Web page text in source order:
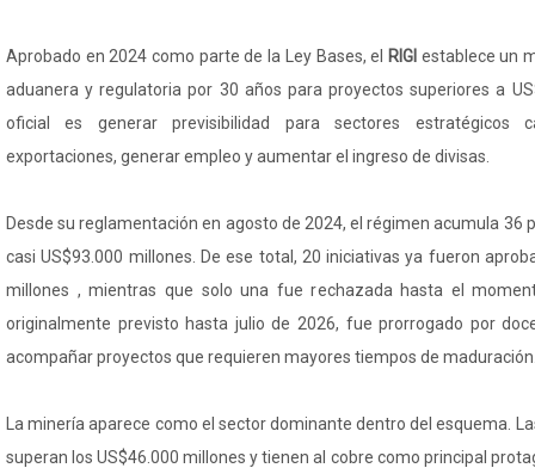
Aprobado en 2024 como parte de la Ley Bases, el RIGI establece un
aduanera y regulatoria por 30 años para proyectos superiores a
oficial es generar previsibilidad para sectores estratégicos
exportaciones, generar empleo y aumentar el ingreso de divisas.
Desde su reglamentación en agosto de 2024, el régimen acumula 36
casi US$93.000 millones. De ese total, 20 iniciativas ya fueron
millones , mientras que solo una fue rechazada hasta el
originalmente previsto hasta julio de 2026, fue prorrogado por
acompañar proyectos que requieren mayores tiempos de
La minería aparece como el sector dominante dentro del esquema.
superan los US$46.000 millones y tienen al cobre como principal